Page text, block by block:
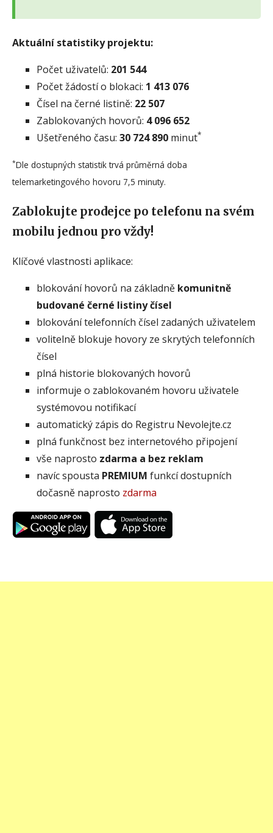
Aktuální statistiky projektu:
Počet uživatelů: 201 544
Počet žádostí o blokaci: 1 413 076
Čísel na černé listině: 22 507
Zablokovaných hovorů: 4 096 652
Ušetřeného času: 30 724 890 minut*
*Dle dostupných statistik trvá průměrná doba
telemarketingového hovoru 7,5 minuty.
Zablokujte prodejce po telefonu na svém
mobilu jednou pro vždy!
Klíčové vlastnosti aplikace:
blokování hovorů na základně komunitně
budované černé listiny čísel
blokování telefonních čísel zadaných uživatelem
volitelně blokuje hovory ze skrytých telefonních
čísel
plná historie blokovaných hovorů
informuje o zablokovaném hovoru uživatele
systémovou notifikací
automatický zápis do Registru Nevolejte.cz
plná funkčnost bez internetového připojení
vše naprosto zdarma a bez reklam
navíc spousta PREMIUM funkcí dostupních
dočasně naprosto zdarma